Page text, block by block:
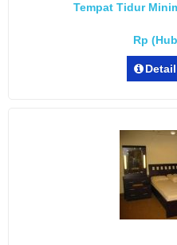
Tempat Tidur
Rp
Detail